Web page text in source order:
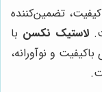
تضمین‌کننده
لاستیک نکسن با
و نوآورانه،